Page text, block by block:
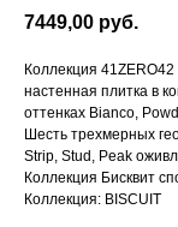
7449,00 руб.
Коллекция
настенная плитка в
оттенках Bianco,
Шесть трехмерных
Strip, Stud, Peak
Коллекция Бисквит
Коллекция: BISCUIT